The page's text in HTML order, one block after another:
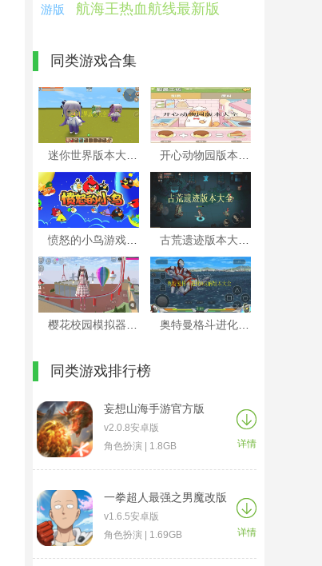
游版 航海王热血航线最新版
同类游戏合集
同类游戏排行榜
妄想山海手游官方版
v2.0.8安卓版
角色扮演 | 1.8GB
详情
一拳超人最强之男魔改版
v1.6.5安卓版
角色扮演 | 1.69GB
详情